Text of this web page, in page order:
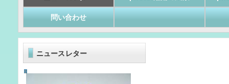
問い合わせ
ニュースレター